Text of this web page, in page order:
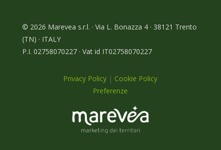
© 2026 Marevea s.r.l. · Via L. Bonazza 4 · 38121 Trento
(TN) · ITALY
P.I. 02758070227 · Vat id IT02758070227
Privacy Policy | Cookie Policy
Preferenze